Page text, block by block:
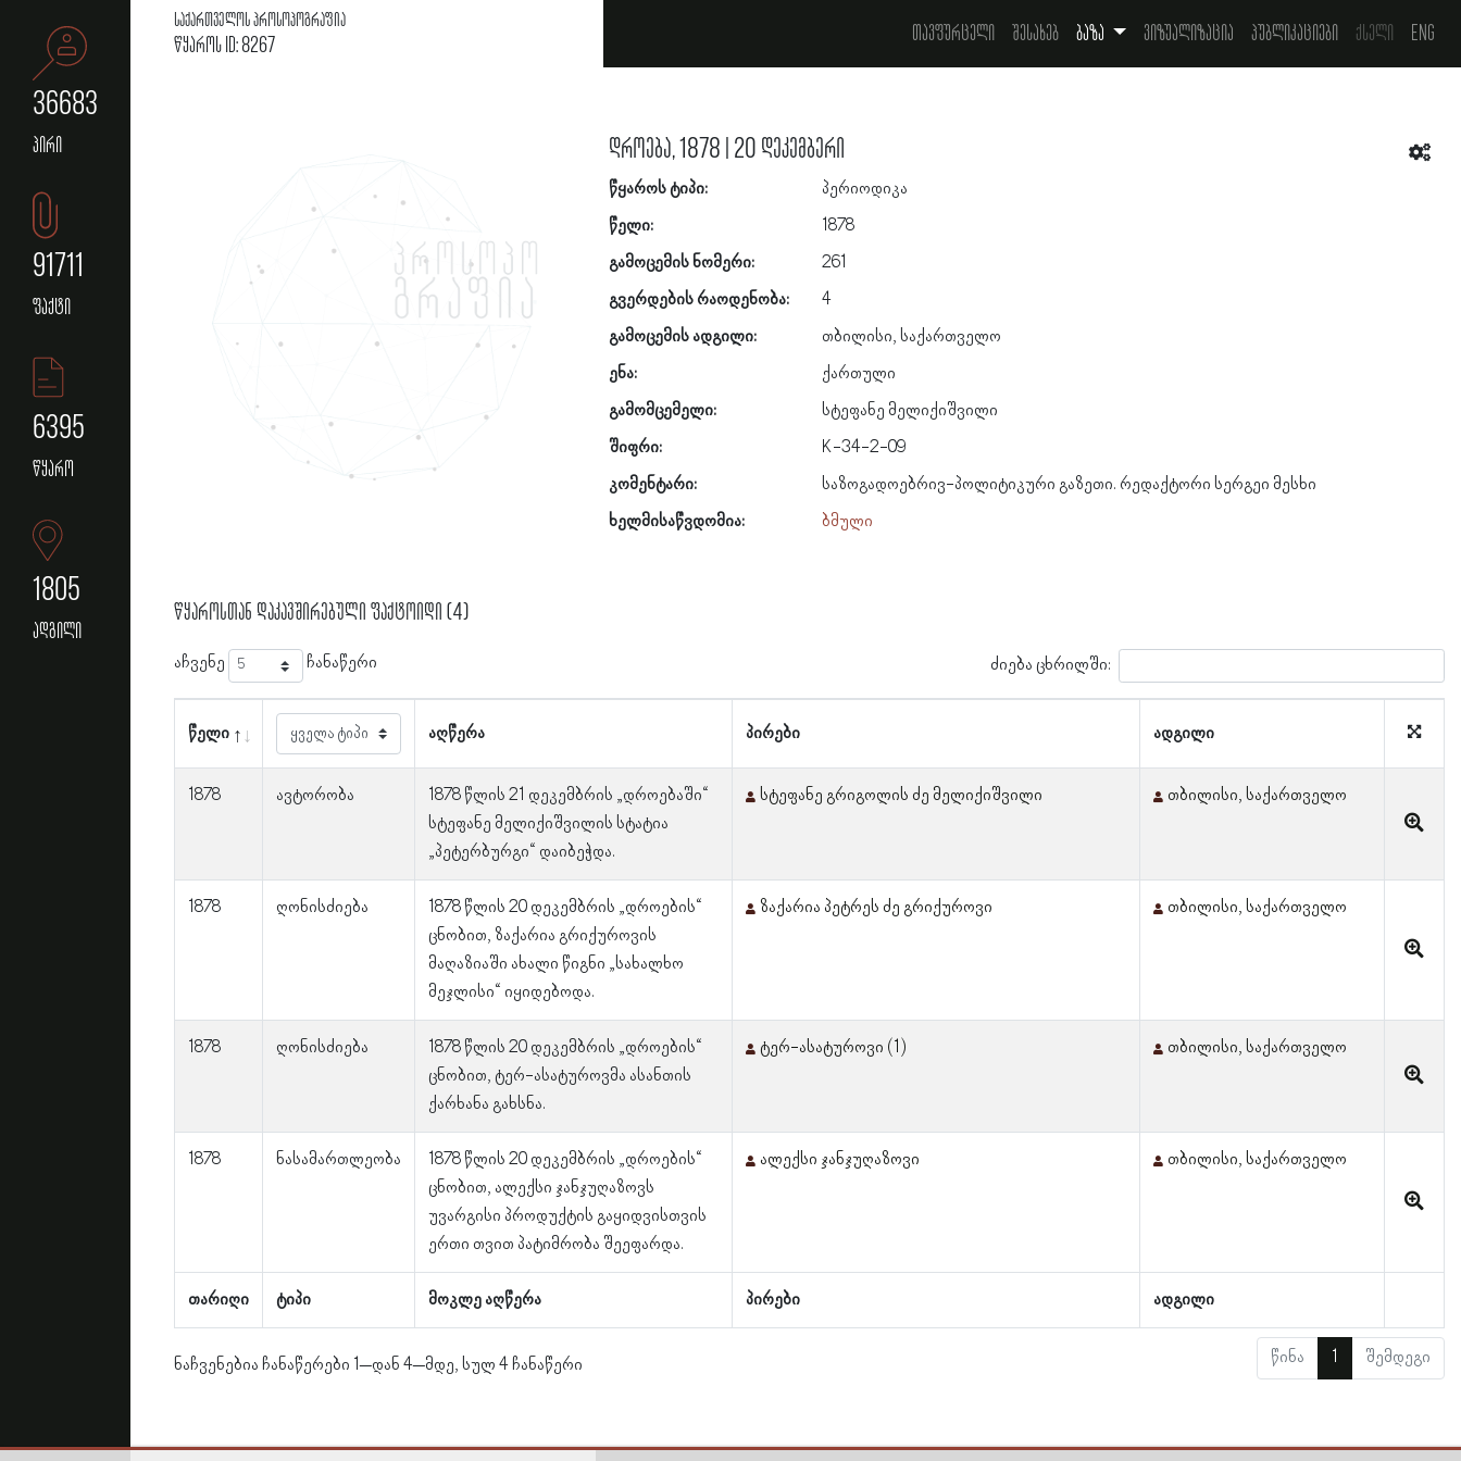
36683
პირი
91711
ფაქტი
6395
წყარო
1805
ადგილი
საქართველოს პროსოპოგრაფია
წყაროს ID: 8267 თავფურცელი შესახებ ბაზა ვიზუალიზაცია პუბლიკაციები ქსელი Eng
დროება, 1878 | 20 დეკემბერი
წყაროს ტიპი:
პერიოდიკა
წელი:
1878
გამოცემის ნომერი:
261
გვერდების რაოდენობა:
4
გამოცემის ადგილი:
თბილისი, საქართველო
ენა:
ქართული
გამომცემელი:
სტეფანე მელიქიშვილი
შიფრი:
K-34-2-09
კომენტარი:
საზოგადოებრივ-პოლიტიკური გაზეთი. რედაქტორი სერგეი მესხი
ხელმისაწვდომია:
ბმული
წყაროსთან დაკავშირებული ფაქტოიდი (4)
აჩვენე ჩანაწერი ძიება ცხრილში:
წელი აღწერა პირები ადგილი
თარიღი ტიპი მოკლე აღწერა პირები ადგილი
1878 ავტორობა
1878 წლის 21 დეკემბრის „დროებაში“
სტეფანე მელიქიშვილის სტატია
„პეტერბურგი“ დაიბეჭდა.
სტეფანე გრიგოლის ძე მელიქიშვილი თბილისი, საქართველო
1878 ღონისძიება
1878 წლის 20 დეკემბრის „დროების“
ცნობით, ზაქარია გრიქუროვის
მაღაზიაში ახალი წიგნი „სახალხო
მეჯლისი“ იყიდებოდა.
ზაქარია პეტრეს ძე გრიქუროვი თბილისი, საქართველო
1878 ღონისძიება
1878 წლის 20 დეკემბრის „დროების“
ცნობით, ტერ-ასატუროვმა ასანთის
ქარხანა გახსნა.
ტერ-ასატუროვი (1) თბილისი, საქართველო
1878 ნასამართლეობა
1878 წლის 20 დეკემბრის „დროების“
ცნობით, ალექსი ჯანჯუღაზოვს
უვარგისი პროდუქტის გაყიდვისთვის
ერთი თვით პატიმრობა შეეფარდა.
ალექსი ჯანჯუღაზოვი თბილისი, საქართველო
ნაჩვენებია ჩანაწერები 1–დან 4–მდე, სულ 4 ჩანაწერი წინა 1 შემდეგი